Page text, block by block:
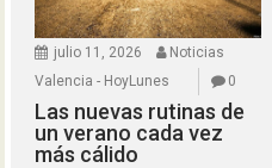
julio 11, 2026
Noticias
Valencia - HoyLunes
0
Las nuevas rutinas de
un verano cada vez
más cálido